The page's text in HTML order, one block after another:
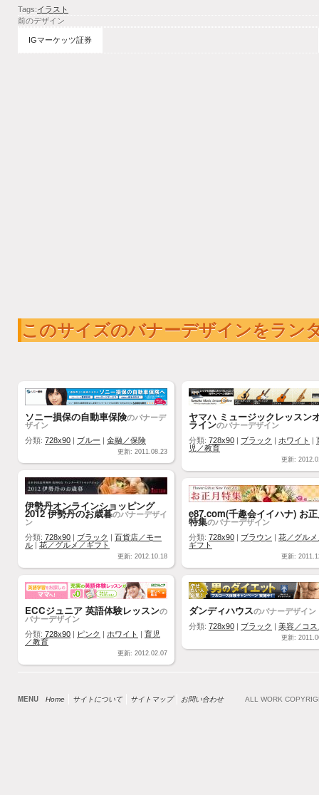
Tags:イラスト
前のデザイン
IGマーケッツ証券
このサイズのバナーデザインをラン
ソニー損保の自動車保険のバナーデ
ザイン
分類: 728x90 ブルー 金融／保険
更新: 2011.08.23
ヤマハ ミュージックレッスン
ラインのバナーデザイン
分類: 728x90 ブラック ホワイト
児／教育
更新:
伊勢丹オンラインショッピング
2012 伊勢丹のお歳暮のバナーデザイ
ン
分類: 728x90 ブラック
百貨店／モー
ル
花／グルメ／ギフト
更新: 2012.10.18
e87.com(千趣会イイハナ) お
特集のバナーデザイン
分類: 728x90 ブラウン
花／グルメ
ギフト
更新:
ECCジュニア 英語体験レッスンの
バナーデザイン
分類: 728x90 ピンク ホワイト
育児
／教育
更新: 2012.02.07
ダンディハウスのバナーデザイン
分類: 728x90 ブラック 美容／コス
更新:
MENU Home サイトについて サイトマップ お問い合わせ ALL WORK